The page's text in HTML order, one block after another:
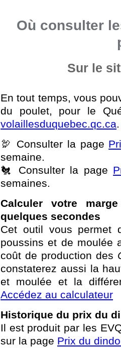
Où consulter
Sur le
En tout temps, vous
du poulet, pour le
volaillesduquebec.qc.ca.
🦃 Consulter la page
semaine.
🐔 Consulter la page
semaines.
Calculer votre
quelques secondes
Cet outil vous permet
poussins et de moulée
coût de production des
constaterez aussi la
et moulée et la
Accédez au calculateur
Historique du prix du
Il est produit par les
sur la page Prix du